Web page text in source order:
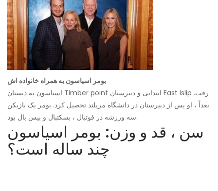
بومر اسیاسون به همراه خانواده اش
اسیاسون به دبستان Timber point ابتدایی و دبیرستان East Islip رفت.
بعداً ، او پس از دبیرستان در دانشگاه مریلند تحصیل کرد. بومر یک بازیکن
سه ورزشه در فوتبال ، بسکتبال و بیس بال بود.
سن ، قد و وزن: بومر اسیاسون
چند ساله است؟